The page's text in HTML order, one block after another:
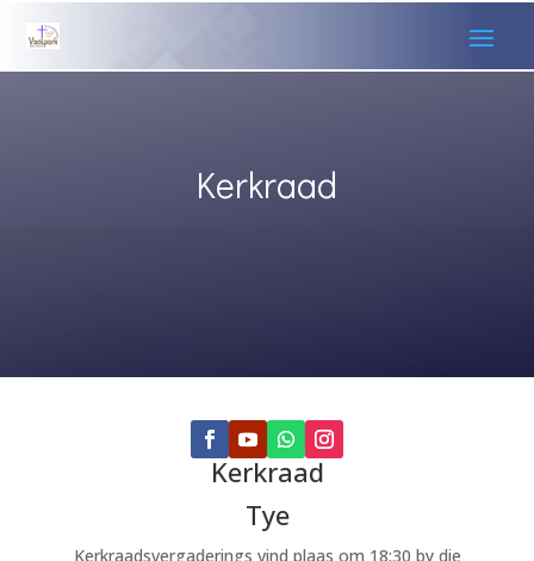
Kerkraad
Kerkraad
Tye
Kerkraadsvergaderings vind plaas om 18:30 by die